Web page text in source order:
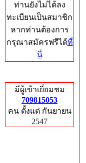
ท่านยังไม่ได้ลง
ทะเบียนเป็นสมาชิก
หากท่านต้องการ
กรุณาสมัครฟรีได้ที่
นี่
มีผู้เข้าเยี่ยมชม
709815053
คน ตั้งแต่ กันยายน
2547